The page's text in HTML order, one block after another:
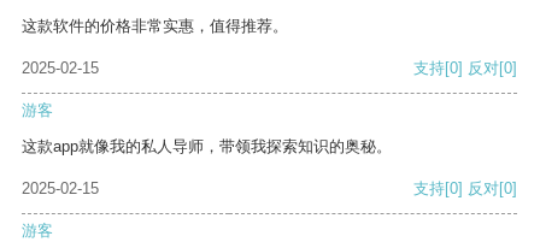
这款软件的价格非常实惠，值得推荐。
2025-02-15 支持[0] 反对[0]
游客
这款app就像我的私人导师，带领我探索知识的奥秘。
2025-02-15 支持[0] 反对[0]
游客